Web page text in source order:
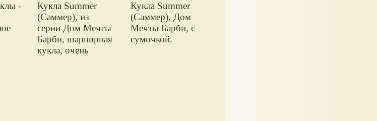
-
Кукла Summer
(Саммер), из
серии Дом Мечты
Барби, шарнирная
кукла, очень
Кукла Summer
(Саммер), Дом
Мечты Барби, с
сумочкой.